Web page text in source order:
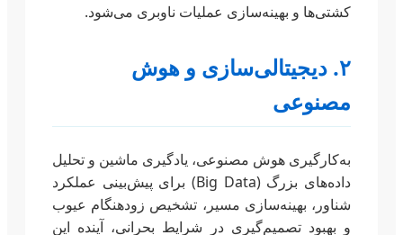
کشتی‌ها و بهینه‌سازی عملیات ناوبری می‌شود.
۲. دیجیتالی‌سازی و هوش
مصنوعی
به‌کارگیری هوش مصنوعی، یادگیری ماشین و تحلیل
داده‌های بزرگ (Big Data) برای پیش‌بینی عملکرد
شناور، بهینه‌سازی مسیر، تشخیص زودهنگام عیوب
و بهبود تصمیم‌گیری در شرایط بحرانی، آینده این